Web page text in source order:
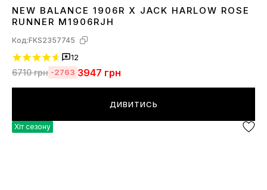
3637 3839404142 4345
NEW BALANCE 1906R X JACK HARLOW ROSE
RUNNER M1906RJH
Код:FKS2357745
12
6710грн -2763 3947 грн
ДИВИТИСЬ
Хіт сезону